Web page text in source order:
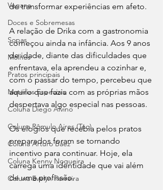
Vegana
Doces e Sobremesas
Sopas
Molhos
Pratos principais
Matérias Especiais
Coluna Diego Alvino
Coluna Rômulo Aires (Téo)
Coluna Arturo Báez
Coluna Kenny Nogueira
Coluna Evelyn Ferreira
de transformar experiências em afeto.
A relação de Drika com a gastronomia
começou ainda na infância. Aos 9 anos
de idade, diante das dificuldades que
enfrentava, ela aprendeu a cozinhar e,
com o passar do tempo, percebeu que
aquilo que fazia com as próprias mãos
despertava algo especial nas pessoas.
Os elogios que recebia pelos pratos
preparados foram se tornando
incentivo para continuar. Hoje, ela
carrega uma identidade que vai além
de uma profissão.